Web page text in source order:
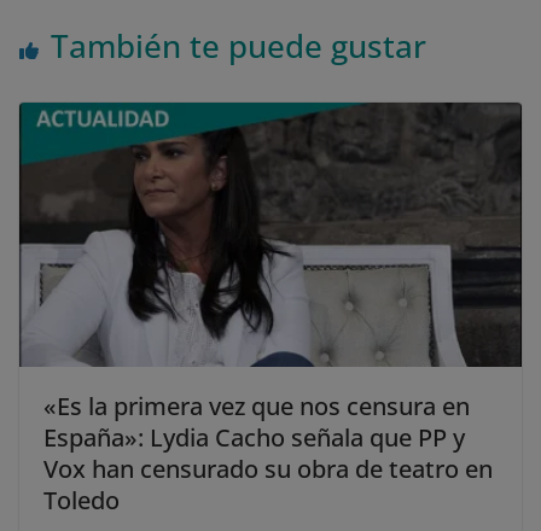
También te puede gustar
«Es la primera vez que nos censura en
España»: Lydia Cacho señala que PP y
Vox han censurado su obra de teatro en
Toledo